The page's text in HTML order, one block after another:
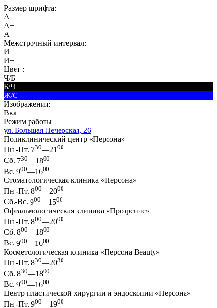
Размер шрифта:
A
A+
A++
Межстрочный интервал:
И
И+
Цвет :
Ч/Б
Б/Ч
Ж/С
Изображения:
Вкл
Режим работы
ул. Большая Печерская, 26
Поликлинический центр «Персона»
Пн.-Пт. 730—21 00
Сб. 730—1800
Вс. 900—1600
Стоматологическая клиника «Персона»
Пн.-Пт. 800—2000
Сб.-Вс. 900—1500
Офтальмологическая клиника «Прозрение»
Пн.-Пт. 800—2000
Сб. 800—1800
Вс. 900—1600
Косметологическая клиника «Персона Beauty»
Пн.-Пт. 830—2030
Сб. 830—1800
Вс. 900—1600
Центр пластической хирургии и эндоскопии «Персона»
Пн.-Пт. 900—1900